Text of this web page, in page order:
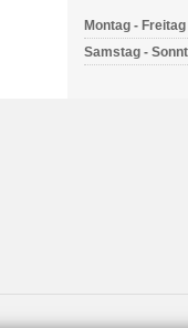
Montag - Freitag
Samstag -